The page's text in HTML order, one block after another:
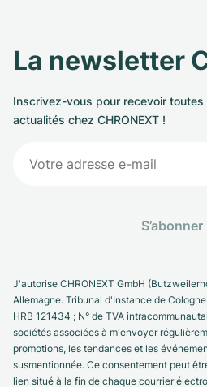
La newsletter
Inscrivez-vous pour recevoir
actualités chez CHRONEXT !
S’abonner
J'autorise CHRONEXT GmbH
Allemagne. Tribunal d'Instance de
HRB 121434 ; N° de TVA
sociétés associées à m'envoyer
promotions, les tendances et les
susmentionnée. Ce consentement peut
lien situé à la fin de chaque courrier